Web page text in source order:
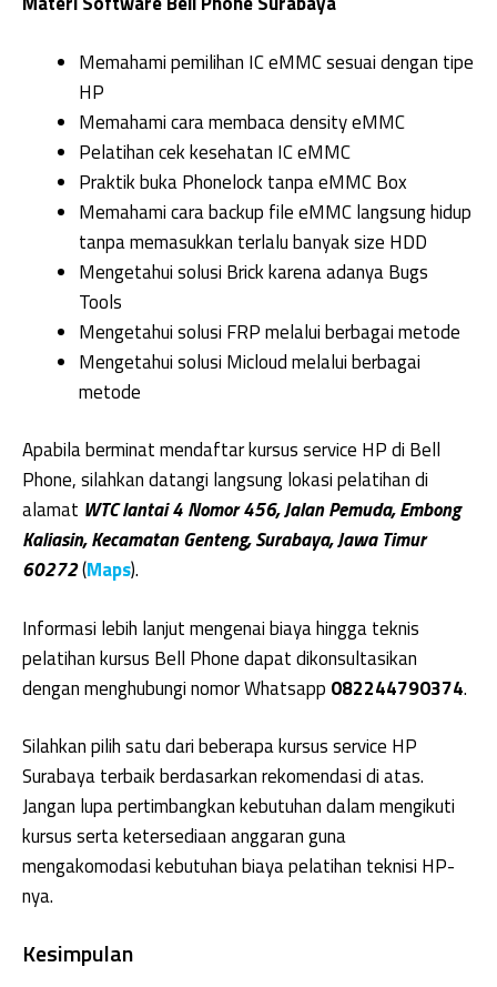
Memahami pemilihan IC eMMC sesuai dengan tipe
HP
Memahami cara membaca density eMMC
Pelatihan cek kesehatan IC eMMC
Praktik buka Phonelock tanpa eMMC Box
Memahami cara backup file eMMC langsung hidup
tanpa memasukkan terlalu banyak size HDD
Mengetahui solusi Brick karena adanya Bugs
Tools
Mengetahui solusi FRP melalui berbagai metode
Mengetahui solusi Micloud melalui berbagai
metode
Apabila berminat mendaftar kursus service HP di Bell
Phone, silahkan datangi langsung lokasi pelatihan di
alamat WTC lantai 4 Nomor 456, Jalan Pemuda, Embong
Kaliasin, Kecamatan Genteng, Surabaya, Jawa Timur
60272(Maps).
Informasi lebih lanjut mengenai biaya hingga teknis
pelatihan kursus Bell Phone dapat dikonsultasikan
dengan menghubungi nomor Whatsapp 082244790374.
Silahkan pilih satu dari beberapa kursus service HP
Surabaya terbaik berdasarkan rekomendasi di atas.
Jangan lupa pertimbangkan kebutuhan dalam mengikuti
kursus serta ketersediaan anggaran guna
mengakomodasi kebutuhan biaya pelatihan teknisi HP-
nya.
Kesimpulan